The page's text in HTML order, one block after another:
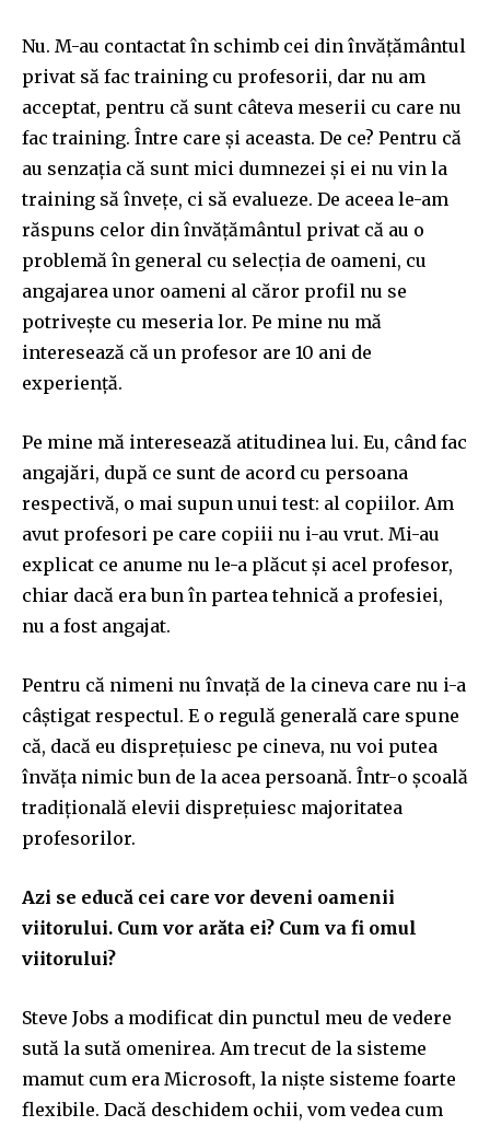
Nu. M-au contactat în schimb cei din învățământul
privat să fac training cu profesorii, dar nu am
acceptat, pentru că sunt câteva meserii cu care nu
fac training. Între care și aceasta. De ce? Pentru că
au senzația că sunt mici dumnezei și ei nu vin la
training să învețe, ci să evalueze. De aceea le-am
răspuns celor din învățământul privat că au o
problemă în general cu selecția de oameni, cu
angajarea unor oameni al căror profil nu se
potrivește cu meseria lor. Pe mine nu mă
interesează că un profesor are 10 ani de
experiență.
Pe mine mă interesează atitudinea lui. Eu, când fac
angajări, după ce sunt de acord cu persoana
respectivă, o mai supun unui test: al copiilor. Am
avut profesori pe care copiii nu i-au vrut. Mi-au
explicat ce anume nu le-a plăcut și acel profesor,
chiar dacă era bun în partea tehnică a profesiei,
nu a fost angajat.
Pentru că nimeni nu învață de la cineva care nu i-a
câștigat respectul. E o regulă generală care spune
că, dacă eu disprețuiesc pe cineva, nu voi putea
învăța nimic bun de la acea persoană. Într-o școală
tradițională elevii disprețuiesc majoritatea
profesorilor.
Azi se educă cei care vor deveni oamenii
viitorului. Cum vor arăta ei? Cum va fi omul
viitorului?
Steve Jobs a modificat din punctul meu de vedere
sută la sută omenirea. Am trecut de la sisteme
mamut cum era Microsoft, la niște sisteme foarte
flexibile. Dacă deschidem ochii, vom vedea cum